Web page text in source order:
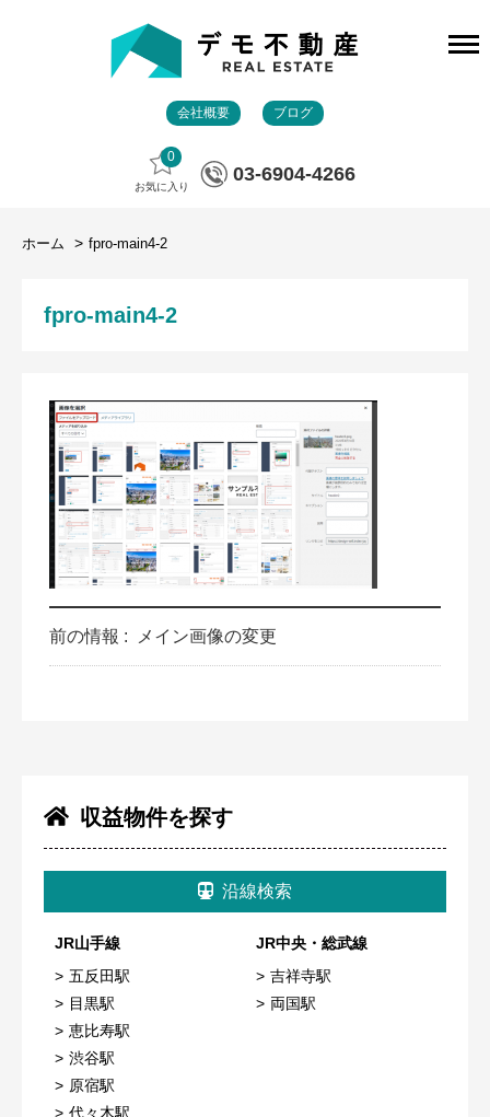
会社概要 ブログ
0
お気に入り
03-6904-4266
ホーム fpro-main4-2
収益物件を探す
沿線検索
JR山手線
五反田駅
目黒駅
恵比寿駅
渋谷駅
原宿駅
代々木駅
JR中央・総武線
吉祥寺駅
両国駅
fpro-main4-2
前の情報 : メイン画像の変更